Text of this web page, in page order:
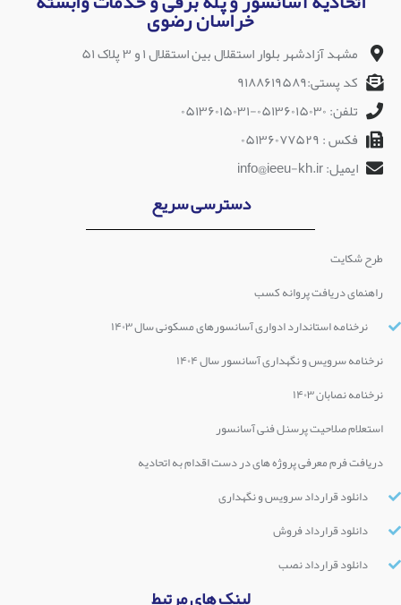
خراسان رضوی
مشهد آزادشهر بلوار استقلال بین استقلال ۱ و ۳ پلاک ۵۱
کد پستی:۹۱۸۸۶۱۹۵۸۹
تلفن: ۰۵۱۳۶۰۱۵۰۳۰-۰۵۱۳۶۰۱۵۰۳۱
فکس : ۰۵۱۳۶۰۷۷۵۲۹
ایمیل: info@ieeu-kh.ir
دسترسی سریع
طرح شکایت
راهنمای دریافت پروانه کسب
نرخنامه استاندارد ادواری آسانسورهای مسکونی سال ۱۴۰۳
نرخنامه سرویس و نگهداری آسانسور سال ۱۴۰۴
نرخنامه نصابان ۱۴۰۳
استعلام صلاحیت پرسنل فنی آسانسور
دریافت فرم معرفی پروژه های در دست اقدام به اتحادیه
دانلود قرارداد سرویس و نگهداری
دانلود قرارداد فروش
دانلود قرارداد نصب